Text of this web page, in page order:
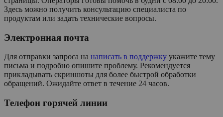
Здесь можно получить консультацию специалиста по
продуктам или задать технические вопросы.
Электронная почта
Для отправки запроса на написать в поддержку укажите тему
письма и подробно опишите проблему. Рекомендуется
прикладывать скриншоты для более быстрой обработки
обращений. Ожидайте ответ в течение 24 часов.
Телефон горячей линии